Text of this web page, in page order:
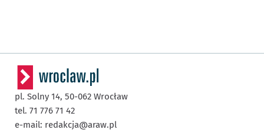
pl. Solny 14, 50-062 Wrocław
tel. 71 776 71 42
e-mail: redakcja@araw.pl